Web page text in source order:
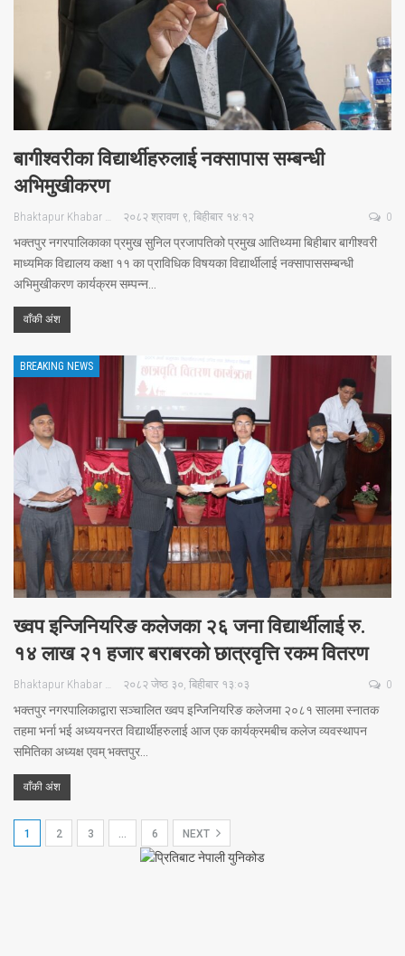
बागीश्वरीका विद्यार्थीहरुलाई नक्सापास सम्बन्धी
अभिमुखीकरण
Bhaktapur Khabar २०८२ श्रावण ९, बिहीबार १४:१२ 0
भक्तपुर नगरपालिकाका प्रमुख सुनिल प्रजापतिको प्रमुख आतिथ्यमा बिहीबार बागीश्वरी
माध्यमिक विद्यालय कक्षा ११ का प्राविधिक विषयका विद्यार्थीलाई नक्सापाससम्बन्धी
अभिमुखीकरण कार्यक्रम सम्पन्न…
वाँकी अंश
BREAKING NEWS
ख्वप इन्जिनियरिङ कलेजका २६ जना विद्यार्थीलाई रु.
१४ लाख २१ हजार बराबरको छात्रवृत्ति रकम वितरण
२०८२ जेष्ठ ३०, बिहीबार १३:०३ 0
भक्तपुर नगरपालिकाद्वारा सञ्चालित ख्वप इन्जिनियरिङ कलेजमा २०८१ सालमा स्नातक
तहमा भर्ना भई अध्ययनरत विद्यार्थीहरुलाई आज एक कार्यक्रमबीच कलेज व्यवस्थापन
समितिका अध्यक्ष एवम् भक्तपुर…
वाँकी अंश
1 2 3 … 6 NEXT